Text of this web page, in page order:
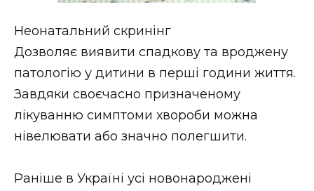
Стиль життя
Втрачений Ужгород
Втрачений Ужгород (відеоверсія)
ЗАКАРПАТСЬКІ НОВИНИ
Неонатальний скринінг
Дозволяє виявити спадкову та вроджену
патологію у дитини в перші години життя.
Завдяки своєчасно призначеному
лікуванню симптоми хвороби можна
нівелювати або значно полегшити.
Раніше в Україні усі новонароджені